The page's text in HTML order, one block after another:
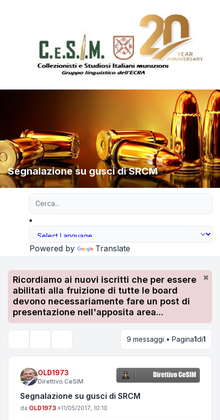
Segnalazione su gusci di SRCM
Powered by Translate
Ricordiamo ai nuovi iscritti che per essere
abilitati alla fruizione di tutte le board
devono necessariamente fare un post di
presentazione nell'apposita area...
9 messaggi • Pagina1di1
OLD1973
Direttivo CeSIM
Segnalazione su gusci di SRCM
Messaggio
da OLD1973 »11/05/2017, 10:10